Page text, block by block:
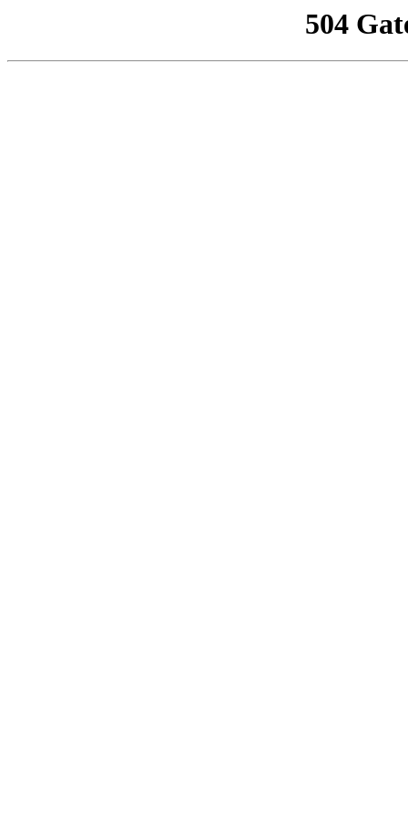
504